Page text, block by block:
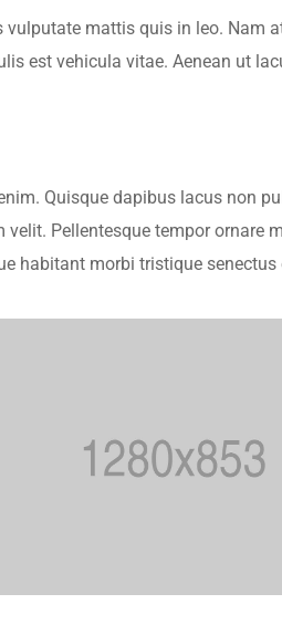
mattis quis in leo. Nam
est vehicula vitae. Aenean ut
Quisque dapibus lacus non
Pellentesque tempor ornare
habitant morbi tristique senectus